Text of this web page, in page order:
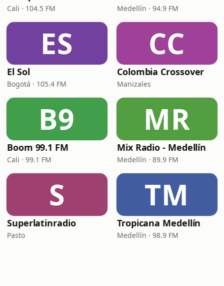
Cali · 104.5 FM Medellín · 94.9 FM
ES
El Sol
Bogotá · 105.4 FM
CC
Colombia Crossover
Manizales
B9
Boom 99.1 FM
Cali · 99.1 FM
MR
Mix Radio - Medellín
Medellín · 89.9 FM
S
Superlatinradio
Pasto
TM
Tropicana Medellín
Medellín · 98.9 FM